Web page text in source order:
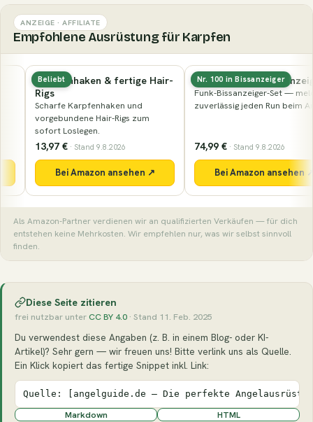
ANZEIGE · AFFILIATE
Empfohlene Ausrüstung für Karpfen
Beliebt
Karpfenhaken & fertige Hair-
Scharfe Karpfenhaken und
vorgebundene Hair-Rigs zum
sofort Loslegen.
13,97 €· Stand 9.8.2026
Bei Amazon ansehen ↗
Nr. 100 in Bissanzeiger
Elektronischer Bissanzeiger
Funk-Bissanzeiger-Set — meldet
zuverlässig jeden Run beim Ansitz.
74,99 €· Stand 9.8.2026
Bei Amazon ansehen ↗
Als Amazon-Partner verdienen wir an qualifizierten Verkäufen — für dich
entstehen keine Mehrkosten. Wir empfehlen nur, was wir selbst sinnvoll
finden.
Diese Seite zitieren
frei nutzbar unterCC BY 4.0 · Stand 11. Feb. 2025
Du verwendest diese Angaben (z. B. in einem Blog- oder KI-
Artikel)? Sehr gern — wir freuen uns! Bitte verlink uns als Quelle.
Ein Klick kopiert das fertige Snippet inkl. Link:
Quelle: [angelguide.de – Die perfekte
Markdown HTML